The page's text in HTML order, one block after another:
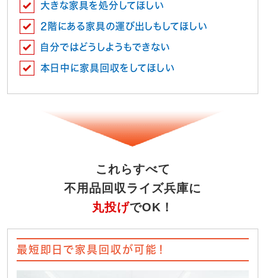
大きな家具を処分してほしい
2階にある家具の運び出しもしてほしい
自分ではどうしようもできない
本日中に家具回収をしてほしい
これらすべて
不用品回収ライズ兵庫に
丸投げでOK！
最短即日で家具回収が可能！